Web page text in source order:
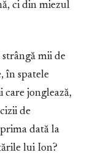
ci din miezul
mii de
în spatele
care jonglează,
de
dată la
lui Ion?